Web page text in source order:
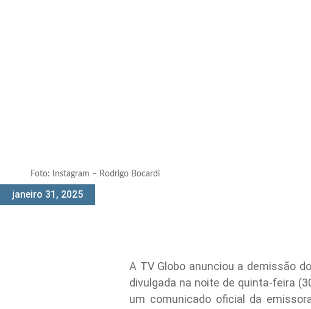
Foto: Instagram – Rodrigo Bocardi
janeiro 31, 2025
A TV Globo anunciou a demissão
divulgada na noite de quinta-feira
um comunicado oficial da